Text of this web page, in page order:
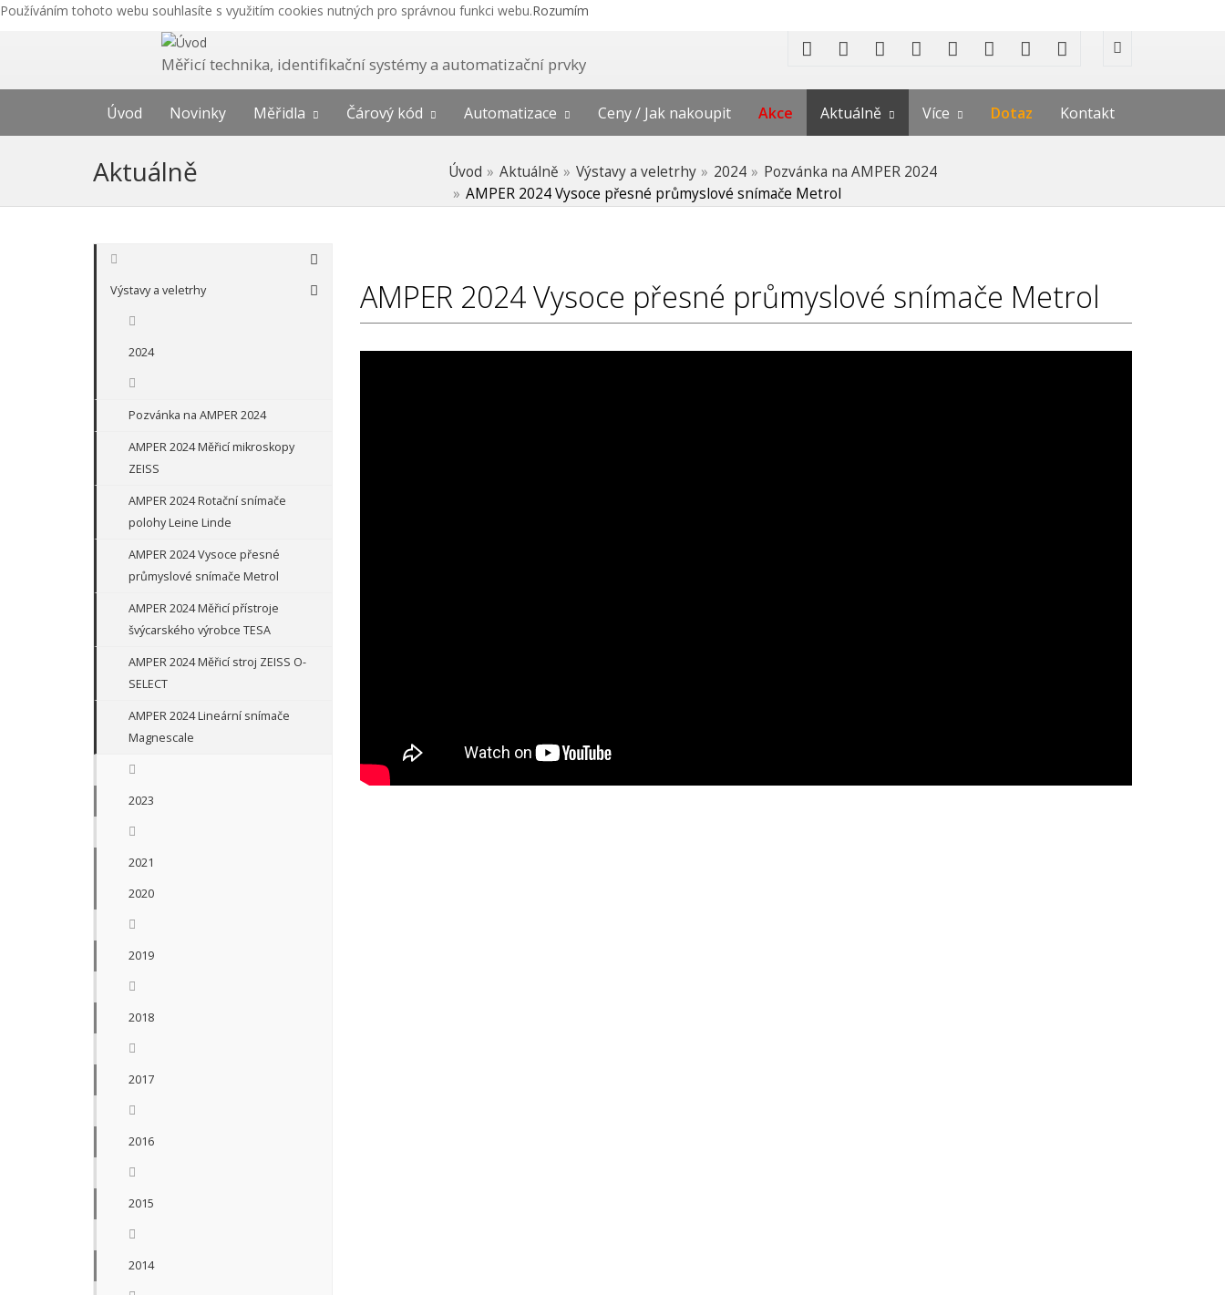
Používáním tohoto webu souhlasíte s využitím cookies nutných pro správnou funkci webu.Rozumím
Měřicí technika, identifikační systémy a automatizační prvky
Úvod Novinky Měřidla Čárový kód Automatizace Ceny / Jak nakoupit Akce Aktuálně Více Dotaz Kontakt
Aktuálně Úvod Aktuálně Výstavy a veletrhy 2024
Pozvánka na AMPER 2024
AMPER 2024 Vysoce přesné průmyslové snímače Metrol
Výstavy a veletrhy
2024
Pozvánka na AMPER 2024
AMPER 2024 Měřicí mikroskopy
ZEISS
AMPER 2024 Rotační snímače
polohy Leine Linde
AMPER 2024 Vysoce přesné
průmyslové snímače Metrol
AMPER 2024 Měřicí přístroje
švýcarského výrobce TESA
AMPER 2024 Měřicí stroj ZEISS O-
SELECT
AMPER 2024 Lineární snímače
Magnescale
2023
2021
2020
2019
2018
2017
2016
2015
2014
AMPER 2024 Vysoce přesné průmyslové snímače Metrol